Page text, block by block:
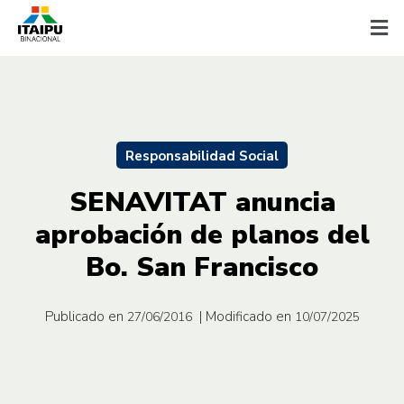
Responsabilidad Social
SENAVITAT anuncia
aprobación de planos del
Bo. San Francisco
Publicado en 27/06/2016 | Modificado en 10/07/2025